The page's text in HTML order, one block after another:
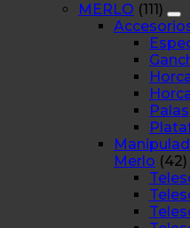
MERLO (111)
Palas
Merlo (42)